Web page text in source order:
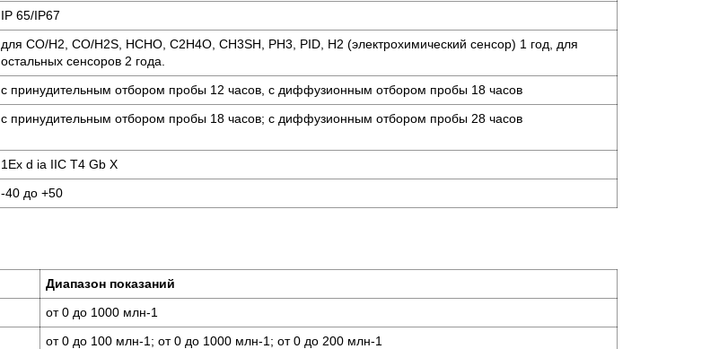
IP 65/IP67
для CO/H2, CO/H2S, HCHO, C2H4O, CH3SH, PH3, PID, H2 (электрохимический сенсор) 1 год, для
остальных сенсоров 2 года.
c принудительным отбором пробы 12 часов, с диффузионным отбором пробы 18 часов
c принудительным отбором пробы 18 часов; с диффузионным отбором пробы 28 часов
1Ex d ia IIC T4 Gb X
-40 до +50
Диапазон показаний
от 0 до 1000 млн-1
от 0 до 100 млн-1; от 0 до 1000 млн-1; от 0 до 200 млн-1